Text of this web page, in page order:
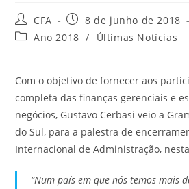
CFA
8 de junho de 2018
Ano 2018 / Últimas Notícias
Com o objetivo de fornecer aos
completa das finanças gerenciais e
negócios, Gustavo Cerbasi veio a
do Sul, para a palestra de
Internacional de Administração,
“Num país em que nós temos mais